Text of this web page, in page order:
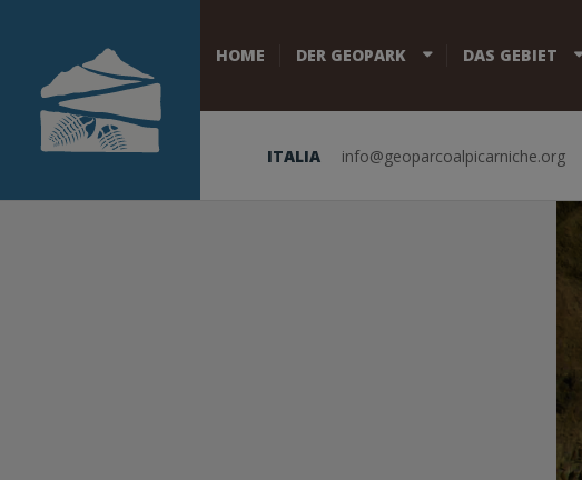
HOME DER GEOPARK DAS GEBIET
ITALIA info@geoparcoalpicarniche.org